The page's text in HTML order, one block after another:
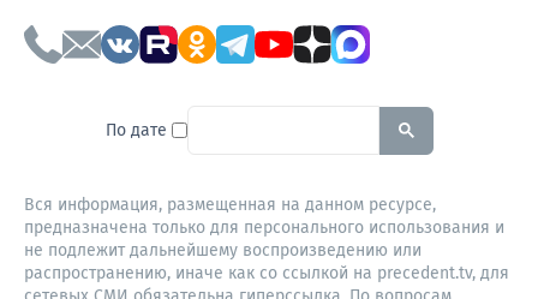
По дате To search this site, enter a
Вся информация, размещенная на данном ресурсе,
предназначена только для персонального использования и
не подлежит дальнейшему воспроизведению или
распространению, иначе как со ссылкой на precedent.tv, для